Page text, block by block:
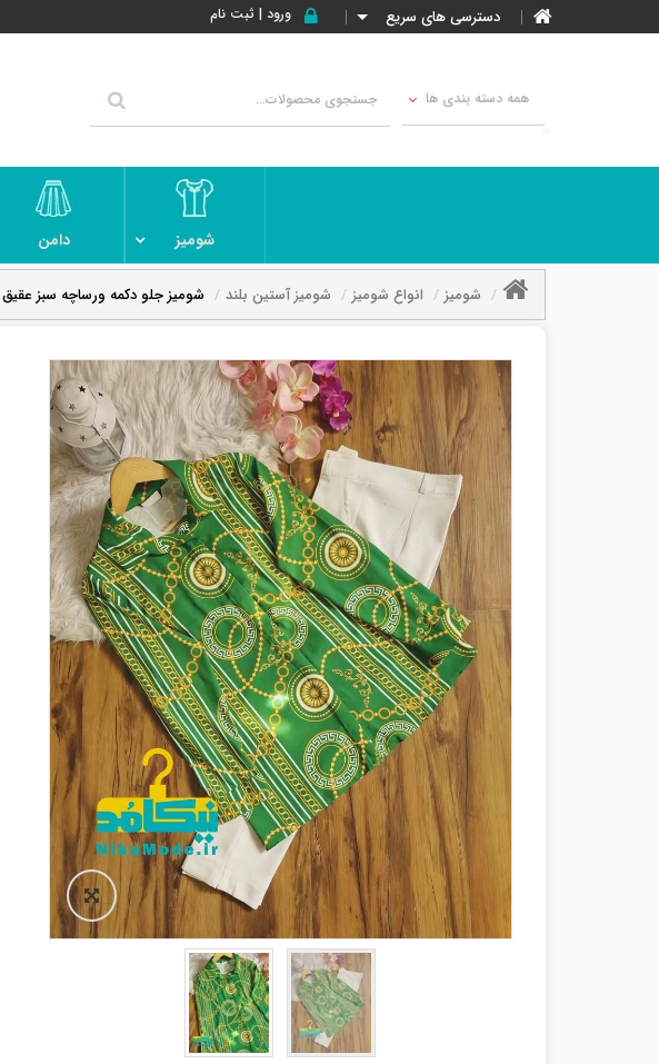
دسترسی های سریع ورود | ثبت نام
همه دسته بندی ها
شومیز دامن
شومیز انواع شومیز شومیز آستین بلند شومیز جلو دکمه ورساچه سبز عقیق